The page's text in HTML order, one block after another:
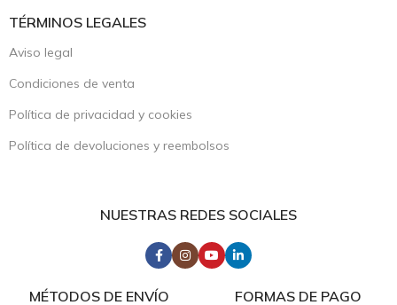
TÉRMINOS LEGALES
Aviso legal
Condiciones de venta
Política de privacidad y cookies
Política de devoluciones y reembolsos
FORMAS DE PAGO
MÉTODOS DE ENVÍO
NUESTRAS REDES SOCIALES